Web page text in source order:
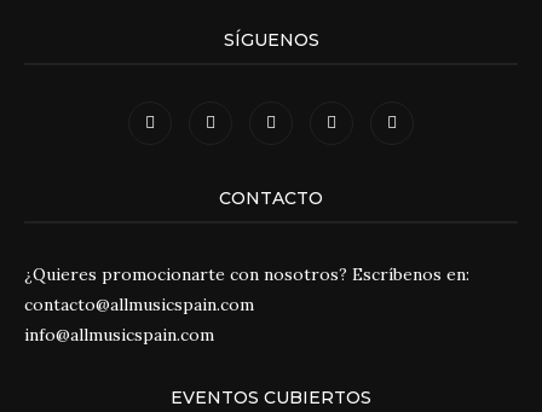
SÍGUENOS
CONTACTO
¿Quieres promocionarte con nosotros? Escríbenos en:
contacto@allmusicspain.com
info@allmusicspain.com
EVENTOS CUBIERTOS